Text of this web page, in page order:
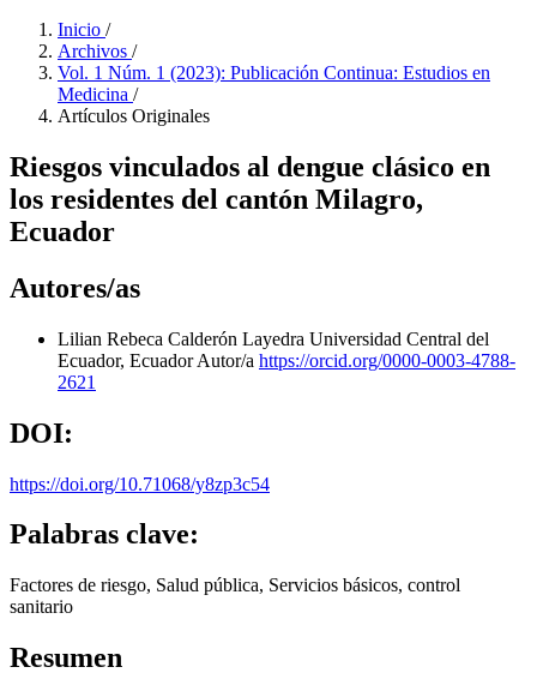
Inicio /
Archivos /
Vol. 1 Núm. 1 (2023): Publicación Continua: Estudios en
Medicina /
Artículos Originales
Riesgos vinculados al dengue clásico en
los residentes del cantón Milagro,
Ecuador
Autores/as
Lilian Rebeca Calderón Layedra Universidad Central del
Ecuador, EcuadorAutor/a https://orcid.org/0000-0003-4788-
2621
DOI:
https://doi.org/10.71068/y8zp3c54
Palabras clave:
Factores de riesgo, Salud pública, Servicios básicos, control
sanitario
Resumen